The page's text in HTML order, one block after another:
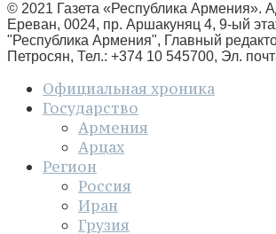
© 2021 Газета «Республика Армения».
Ереван, 0024, пр. Аршакуняц 4, 9-ый
"Республика Армения", Главный
Петросян, Тел.: +374 10 545700, Эл.
Официальная хроника
Государство
Армения
Арцах
Регион
Россия
Иран
Грузия